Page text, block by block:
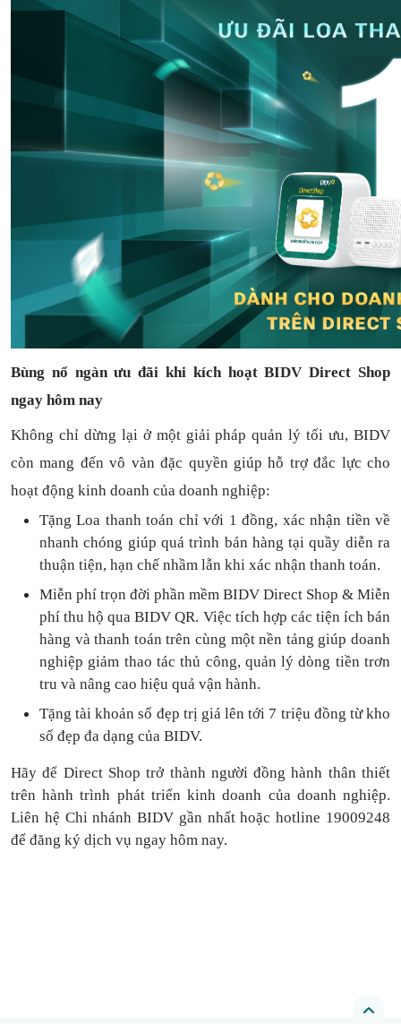
Bùng nổ ngàn ưu đãi khi kích hoạt BIDV Direct Shop
ngay hôm nay
Không chỉ dừng lại ở một giải pháp quản lý tối ưu, BIDV
còn mang đến vô vàn đặc quyền giúp hỗ trợ đắc lực cho
hoạt động kinh doanh của doanh nghiệp:
Tặng Loa thanh toán chỉ với 1đồng, xác nhận tiền về
nhanh chóng giúp quá trình bán hàng tại quầy diễn ra
thuận tiện, hạn chế nhầm lẫn khi xác nhận thanh toán.
Miễn phí trọn đời phần mềm BIDV Direct Shop & Miễn
phí thu hộ qua BIDV QR. Việc tích hợp các tiện ích bán
hàng và thanh toántrên cùng một nền tảng giúp doanh
nghiệp giảm thao tác thủ công, quản lý dòng tiền trơn
tru và nâng cao hiệu quả vận hành.
Tặngtài khoản số đẹp trị giá lên tới 7 triệu đồng từ kho
số đẹp đa dạng của BIDV.
Hãy để Direct Shop trở thành người đồng hành thân thiết
trên hành trình phát triển kinh doanh của doanh nghiệp.
Liên hệ Chi nhánh BIDV gần nhất hoặc hotline 19009248
để đăng ký dịch vụ ngay hôm nay.